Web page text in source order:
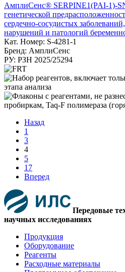
АмплиСенс® SERPINE1(PAI-1)-
генетической
сердечно-сосудистых
нарушений и патологий
Кат. Номер: S-4281-1
Бренд: АмплиСенс
РУ: РЗН 2025/25294
Назад
1
3
4
5
17
Вперед
Передовые
научных исследованиях
Продукция
Оборудование
Реагенты
Расходные материалы